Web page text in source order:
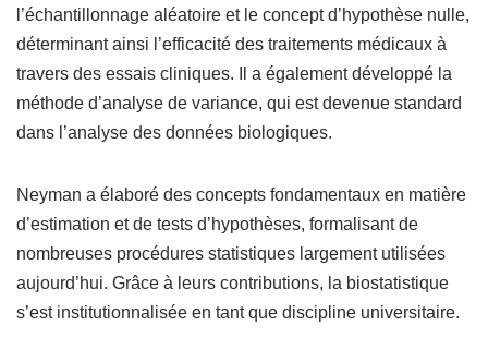
l’échantillonnage aléatoire et le concept d’hypothèse nulle,
déterminant ainsi l’efficacité des traitements médicaux à
travers des essais cliniques. Il a également développé la
méthode d’analyse de variance, qui est devenue standard
dans l’analyse des données biologiques.
Neyman a élaboré des concepts fondamentaux en matière
d’estimation et de tests d’hypothèses, formalisant de
nombreuses procédures statistiques largement utilisées
aujourd’hui. Grâce à leurs contributions, la biostatistique
s’est institutionnalisée en tant que discipline universitaire.